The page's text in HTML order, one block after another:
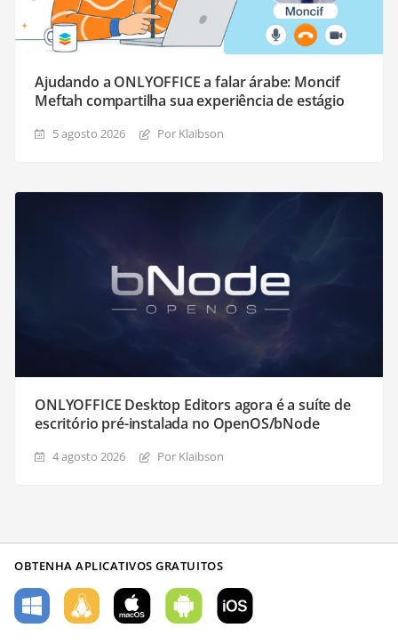
Ajudando a ONLYOFFICE a falar árabe: Moncif
Meftah compartilha sua experiência de estágio
5 agosto 2026 Por Klaibson
ONLYOFFICE Desktop Editors agora é a suíte de
escritório pré-instalada no OpenOS/bNode
4 agosto 2026 Por Klaibson
OBTENHA APLICATIVOS GRATUITOS